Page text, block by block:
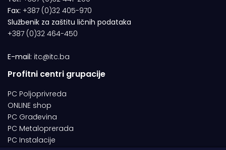
Fax: +387 (0)32 405-970
Službenik za zaštitu ličnih podataka
+387 (0)32 464-450
E-mail: itc@itc.ba
Profitni centri grupacije
PC Poljoprivreda
ONLINE shop
PC Građevina
PC Metaloprerada
PC Instalacije